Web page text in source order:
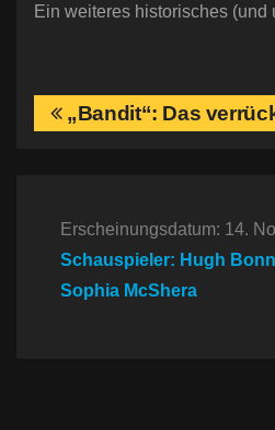
Ein weiteres historisches
B„Bandit“: Das
Erscheinungsdatum: 14.
Schauspieler: Hugh
Sophia McShera